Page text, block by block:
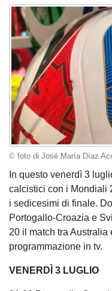
© foto di José María Díaz
In questo venerdì 3
calcistici con i Mondiali
i sedicesimi di finale.
Portogallo-Croazia e
20 il match tra
programmazione in tv.
VENERDÌ 3 LUGLIO